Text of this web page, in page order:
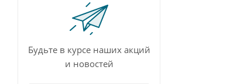
Будьте в курсе наших акций
и новостей